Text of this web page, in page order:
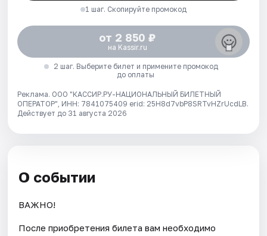
1 шаг. Скопируйте промокод
от 2 850 ₽
на Kassir.ru
2 шаг. Выберите билет и примените промокод
до оплаты
Реклама. ООО "КАССИР.РУ-НАЦИОНАЛЬНЫЙ БИЛЕТНЫЙ
ОПЕРАТОР", ИНН: 7841075409 erid: 25H8d7vbP8SRTvHZrUcdLB.
Действует до 31 августа 2026
О событии
ВАЖНО!
После приобретения билета вам необходимо